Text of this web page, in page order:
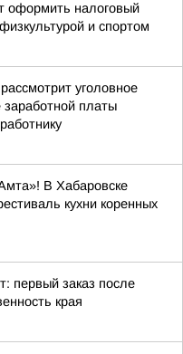
оформить налоговый
и спортом
уголовное
платы
В Хабаровске
кухни коренных
первый заказ после
края